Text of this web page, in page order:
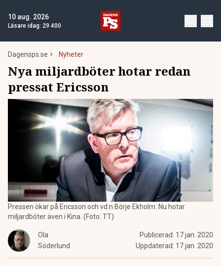
10 aug. 2026
Läsare idag: 29 400
Dagensps.se Nyheter
Nya miljardböter hotar redan
pressat Ericsson
Pressen ökar på Ericsson och vd:n Börje Ekholm. Nu hotar
miljardböter även i Kina. (Foto: TT)
Ola
Söderlund
Publicerad: 17 jan. 2020
Uppdaterad: 17 jan. 2020